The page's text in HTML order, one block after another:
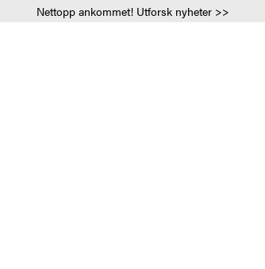
Nettopp ankommet! Utforsk nyheter >>